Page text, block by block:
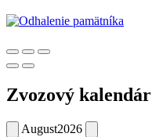
Zvozový kalendár
August2026